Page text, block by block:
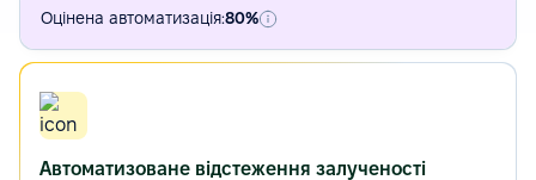
Оцінена автоматизація:80%
Автоматизоване відстеження залученості